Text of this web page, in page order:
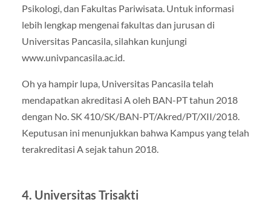
Psikologi, dan Fakultas Pariwisata. Untuk informasi
lebih lengkap mengenai fakultas dan jurusan di
Universitas Pancasila, silahkan kunjungi
www.univpancasila.ac.id.
Oh ya hampir lupa, Universitas Pancasila telah
mendapatkan akreditasi A oleh BAN-PT tahun 2018
dengan No. SK 410/SK/BAN-PT/Akred/PT/XII/2018.
Keputusan ini menunjukkan bahwa Kampus yang telah
terakreditasi A sejak tahun 2018.
4. Universitas Trisakti